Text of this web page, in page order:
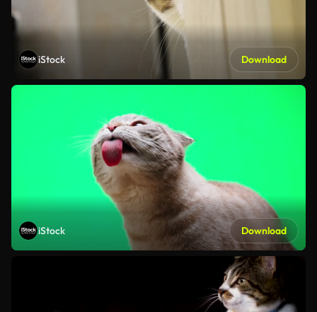
iStock Download
iStock Download